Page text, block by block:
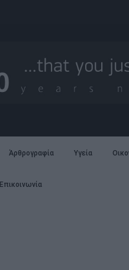
Άρθρογραφία Υγεία
Επικοινωνία